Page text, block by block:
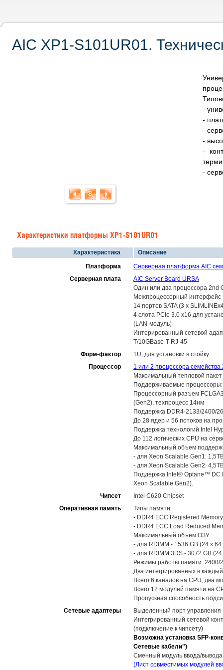
AIC XP1-S101UR01.
-
-
-
-
-
-
Характеристики платформы XP1-S101UR01
Характеристика
Описание
Платформа
Серверная платформа AIC
Серверная плата
AIC Server Board URSA
Один или два процессора 2nd
Межпроцессорный интерфейс
14 портов SATA (3 x
4 слота PCIe 3.0 x16 для
(LAN-модуль)
Интерированный сетевой
T/10GBase-T RJ-45
Форм-фактор
1U, для установки в стойку
Процессор
1 или 2 процессора
Максимальный тепловой
Поддерживаемые процессоры:
Процессорный разъем
(Gen2), техпроцесс 14нм
Поддержка DDR4-2133/2400/
До 28 ядер и 56 потоков на
Поддержка технологий Intel
До 112 логических CPU на
Максимальный объем
- для Xeon Scalable Gen1:
- для Xeon Scalable Gen2:
Поддержка Intel® Optane™ DC
Xeon Scalable Gen2).
Чипсет
Intel C620 Chipset
Оперативная память
Типы памяти:
- DDR4 ECC Registered
- DDR4 ECC Load Reduced
Максимальный объем ОЗУ:
- для RDIMM - 1536 GB (24 x
- для RDIMM 3DS - 3072 GB
Режимы работы памяти: 2400/
Два интегрированных в
Всего 6 каналов на CPU, два
Всего 12 модулей памяти на
Пропускная способность
Сетевые адаптеры
Выделенный порт управления
Интегрированный сетевой
(подключение к чипсету)
Возможна установка SFP-
Сетевые кабели")
Сменный модуль ввода/вывода
(Лист совместимых модулей